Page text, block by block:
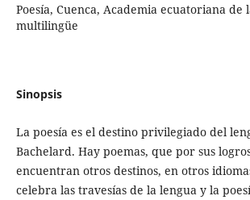
Poesía, Cuenca, Academia ecuatoriana de
multilingüe
Sinopsis
La poesía es el destino privilegiado del
Bachelard. Hay poemas, que por sus
encuentran otros destinos, en otros
celebra las travesías de la lengua y la